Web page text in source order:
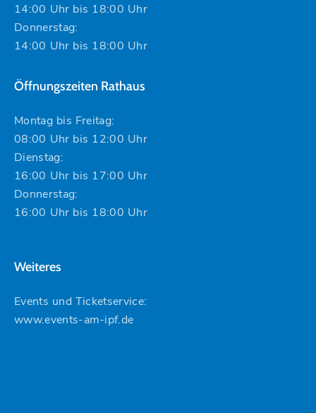
14:00 Uhr bis 18:00 Uhr
Donnerstag:
14:00 Uhr bis 18:00 Uhr
Öffnungszeiten Rathaus
Montag bis Freitag:
08:00 Uhr bis 12:00 Uhr
Dienstag:
16:00 Uhr bis 17:00 Uhr
Donnerstag:
16:00 Uhr bis 18:00 Uhr
Weiteres
Events und Ticketservice:
www.events-am-ipf.de